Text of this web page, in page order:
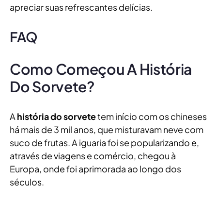
apreciar suas refrescantes delícias.
FAQ
Como Começou A História
Do Sorvete?
A história do sorvetetem início com os chineses
há mais de 3 mil anos, que misturavam neve com
suco de frutas. A iguaria foi se popularizando e,
através de viagens e comércio, chegou à
Europa, onde foi aprimorada ao longo dos
séculos.